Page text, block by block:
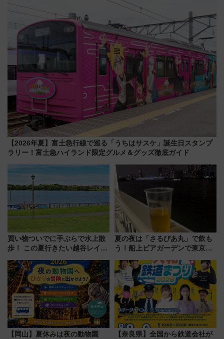
で新型特急が品川･羽田とを結
ぶ！ JR空港駅は2面3線化！
月7日限定 ソフトバンクホーク
スとコラボ
【2026年夏】富士急行線で巡る「うちはサスケ」誕生日スタンプ
ラリー！富士急ハイランド限定グルメ＆グッズ徹底ガイド
買い物ついでに手ぶらで水上散
歩！ この夏行きたい越谷レイク
ア「LAKESIDE PARK」（埼玉
県越谷市）
夏の夜は「さるびあ丸」で飲も
う！船上ビアガーデンで東京湾
杯……工場直送生ビールや島グ
ルメが美味い
【岡山】夏休みは夜の動物園
【奈良県】全国から鉄道会社が